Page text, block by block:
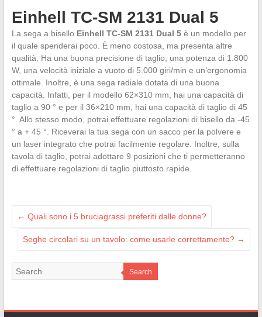
Einhell TC-SM 2131 Dual 5
La sega a bisello Einhell TC-SM 2131 Dual 5è un modello per
il quale spenderai poco. È meno costosa, ma presenta altre
qualità. Ha una buona precisione di taglio, una potenza di 1.800
W, una velocità iniziale a vuoto di 5.000 giri/min e un’ergonomia
ottimale. Inoltre, è una sega radiale dotata di una buona
capacità. Infatti, per il modello 62×310 mm, hai una capacità di
taglio a 90 ° e per il 36×210 mm, hai una capacità di taglio di 45
°. Allo stesso modo, potrai effettuare regolazioni di bisello da -45
° a + 45 °. Riceverai la tua sega con un sacco per la polvere e
un laser integrato che potrai facilmente regolare. Inoltre, sulla
tavola di taglio, potrai adottare 9 posizioni che ti permetteranno
di effettuare regolazioni di taglio piuttosto rapide.
← Quali sono i 5 bruciagrassi preferiti dalle donne?
Seghe circolari su un tavolo: come usarle correttamente? →
Search